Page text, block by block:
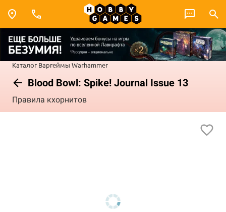
Каталог Варгеймы Warhammer
Blood Bowl: Spike! Journal Issue 13
Правила кхорнитов